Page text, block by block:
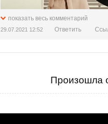
показать весь комментарий
29.07.2021 12:52 Ответить
Произошла